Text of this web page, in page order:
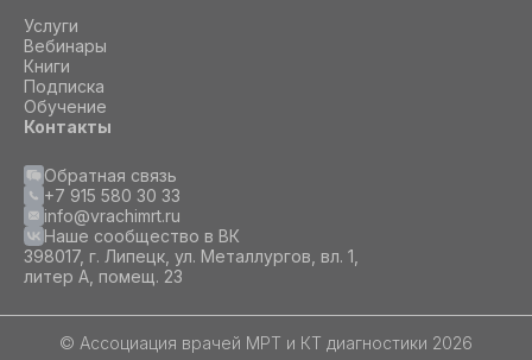
Услуги
Вебинары
Книги
Подписка
Обучение
Контакты
Обратная связь
+7 915 580 30 33
info@vrachimrt.ru
Наше сообщество в ВК
398017, г. Липецк, ул. Металлургов, вл. 1,
литер А, помещ. 23
© Ассоциация врачей МРТ и КТ диагностики 2026